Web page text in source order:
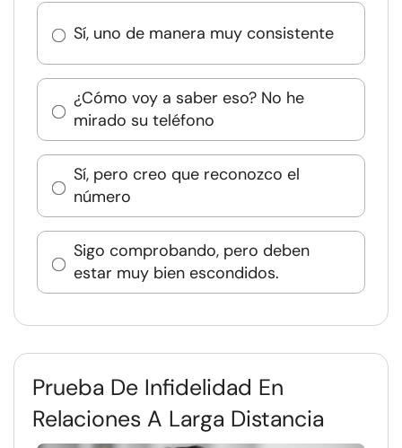
Sí, uno de manera muy consistente
¿Cómo voy a saber eso? No he
mirado su teléfono
Sí, pero creo que reconozco el
número
Sigo comprobando, pero deben
estar muy bien escondidos.
Prueba De Infidelidad En
Relaciones A Larga Distancia